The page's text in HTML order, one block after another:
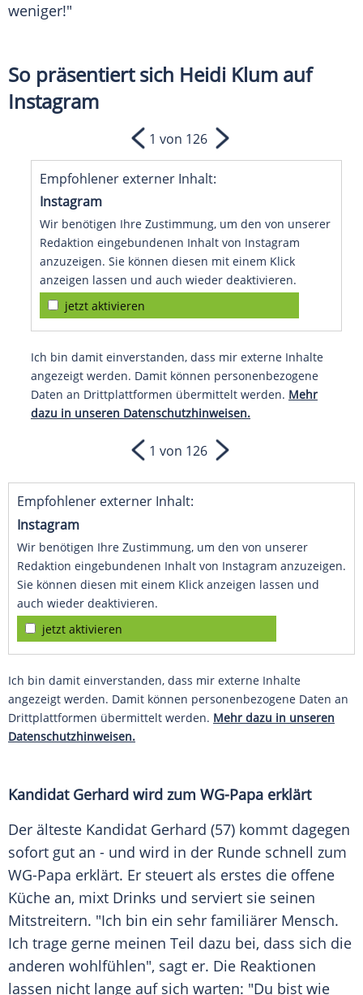
weniger!"
So präsentiert sich Heidi Klum auf
Instagram
Empfohlener externer Inhalt:
Instagram
Wir benötigen Ihre Zustimmung, um den von unserer
Redaktion eingebundenen Inhalt von Instagram
anzuzeigen. Sie können diesen mit einem Klick
anzeigen lassen und auch wieder deaktivieren.
jetzt aktivieren
Ich bin damit einverstanden, dass mir externe Inhalte
angezeigt werden. Damit können personenbezogene
Daten an Drittplattformen übermittelt werden. Mehr
dazu in unseren Datenschutzhinweisen.
1 von 126
1 von 126
Empfohlener externer Inhalt:
Instagram
Wir benötigen Ihre Zustimmung, um den von unserer
Redaktion eingebundenen Inhalt von Instagram anzuzeigen.
Sie können diesen mit einem Klick anzeigen lassen und
auch wieder deaktivieren.
jetzt aktivieren
Ich bin damit einverstanden, dass mir externe Inhalte
angezeigt werden. Damit können personenbezogene Daten an
Drittplattformen übermittelt werden. Mehr dazu in unseren
Datenschutzhinweisen.
Kandidat Gerhard wird zum WG-Papa erklärt
Der älteste Kandidat Gerhard (57) kommt dagegen
sofort gut an - und wird in der Runde schnell zum
WG-Papa erklärt. Er steuert als erstes die offene
Küche an, mixt Drinks und serviert sie seinen
Mitstreitern. "Ich bin ein sehr familiärer Mensch.
Ich trage gerne meinen Teil dazu bei, dass sich die
anderen wohlfühlen", sagt er. Die Reaktionen
lassen nicht lange auf sich warten: "Du bist wie